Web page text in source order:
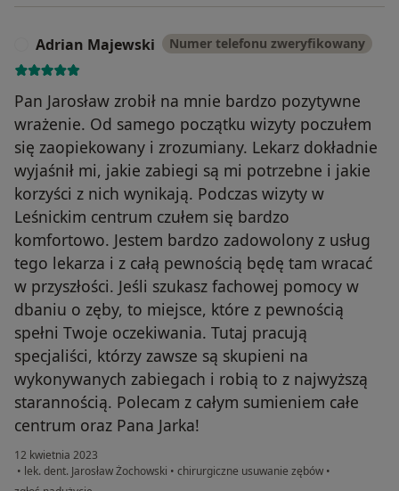
Adrian Majewski Numer telefonu zweryfikowany
Pan Jarosław zrobił na mnie bardzo pozytywne
wrażenie. Od samego początku wizyty poczułem
się zaopiekowany i zrozumiany. Lekarz dokładnie
wyjaśnił mi, jakie zabiegi są mi potrzebne i jakie
korzyści z nich wynikają. Podczas wizyty w
Leśnickim centrum czułem się bardzo
komfortowo. Jestem bardzo zadowolony z usług
tego lekarza i z całą pewnością będę tam wracać
w przyszłości. Jeśli szukasz fachowej pomocy w
dbaniu o zęby, to miejsce, które z pewnością
spełni Twoje oczekiwania. Tutaj pracują
specjaliści, którzy zawsze są skupieni na
wykonywanych zabiegach i robią to z najwyższą
starannością. Polecam z całym sumieniem całe
centrum oraz Pana Jarka!
12 kwietnia 2023
• lek. dent. Jarosław Żochowski • chirurgiczne usuwanie zębów •
w opinii użytkownika Adrian Majewski